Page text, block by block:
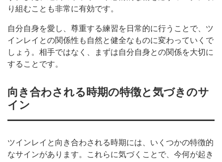
り組むことも非常に有効です。
自分自身を愛し、尊重する練習を日常的に行うことで、ツ
インレイとの関係性も自然と健全なものに変わっていくで
しょう。相手ではなく、まずは自分自身との関係を大切に
することです。
向き合わされる時期の特徴と気づきのサ
イン
ツインレイと向き合わされる時期には、いくつかの特徴的
なサインがあります。これらに気づくことで、今何が起き